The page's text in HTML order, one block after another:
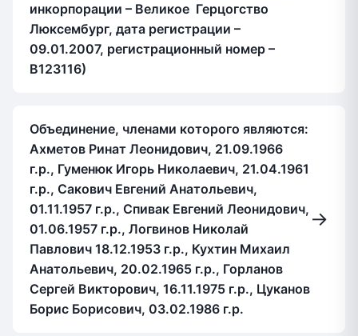
инкорпорации – Великое Герцогство
Люксембург, дата регистрации –
09.01.2007, регистрационный номер –
В123116)
Объединение, членами которого являются:
Ахметов Ринат Леонидович, 21.09.1966
г.р., Гуменюк Игорь Николаевич, 21.04.1961
г.р., Сакович Евгений Анатольевич,
01.11.1957 г.р., Спивак Евгений Леонидович,
01.06.1957 г.р., Логвинов Николай
Павлович 18.12.1953 г.р., Кухтин Михаил
Анатольевич, 20.02.1965 г.р., Горланов
Сергей Викторович, 16.11.1975 г.р., Цуканов
Борис Борисович, 03.02.1986 г.р.
→